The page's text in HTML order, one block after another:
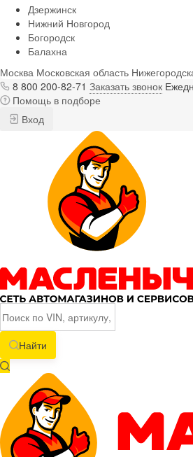
Дзержинск
Нижний Новгород
Богородск
Балахна
Москва Московская область
8 800 200-82-71 Заказать звонок
Помощь в подборе
Вход
Найти